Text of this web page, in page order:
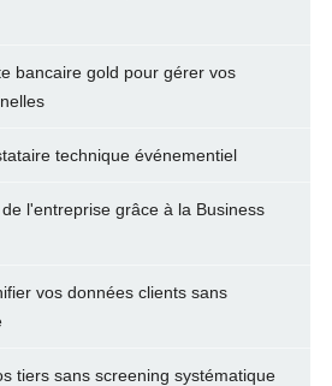
bancaire gold pour gérer vos
technique événementiel
l'entreprise grâce à la Business
vos données clients sans
tiers sans screening systématique